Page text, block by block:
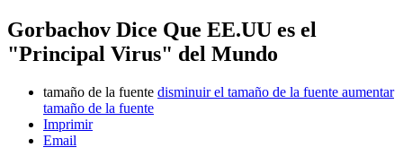
Gorbachov Dice Que EE.UU es el
"Principal Virus" del Mundo
tamaño de la fuente disminuir el tamaño de la fuente aumentar
tamaño de la fuente
Imprimir
Email